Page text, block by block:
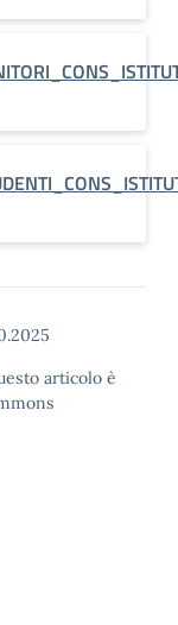
articolo è